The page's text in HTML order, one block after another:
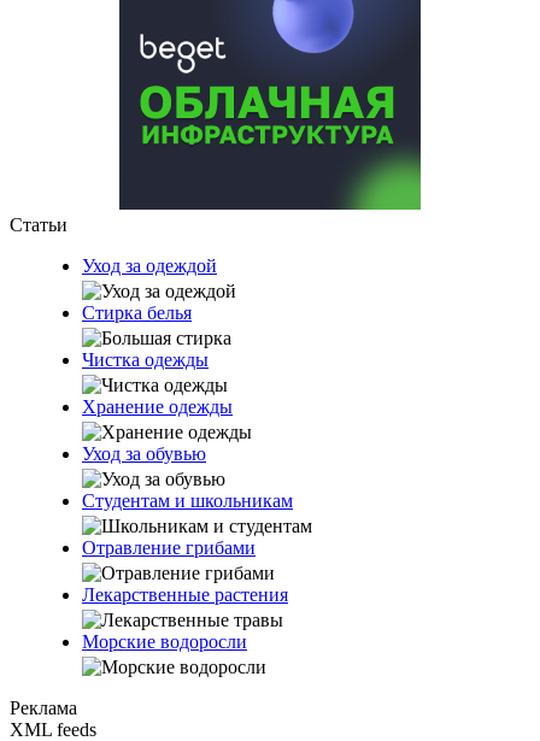
Статьи
Уход за одеждой
Стирка белья
Чистка одежды
Хранение одежды
Уход за обувью
Студентам и школьникам
Отравление грибами
Лекарственные растения
Морские водоросли
Реклама
XML feeds